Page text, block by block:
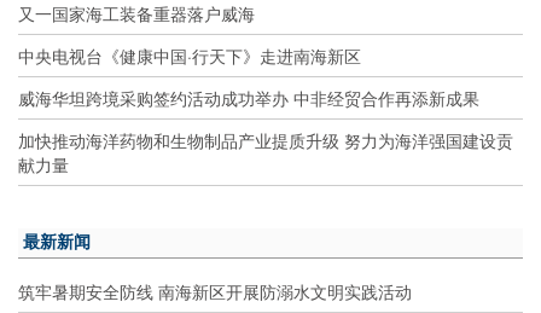
又一国家海工装备重器落户威海
中央电视台《健康中国·行天下》走进南海新区
威海华坦跨境采购签约活动成功举办 中非经贸合作再添新成果
加快推动海洋药物和生物制品产业提质升级 努力为海洋强国建设贡
献力量
最新新闻
筑牢暑期安全防线 南海新区开展防溺水文明实践活动